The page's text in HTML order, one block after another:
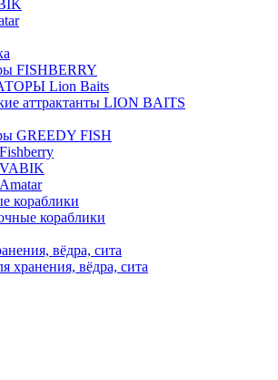
FISHBERRY
Lion Baits
аттрактанты LION BAITS
GREEDY FISH
VABIK
кораблики
кораблики
вёдра, сита
хранения, вёдра, сита